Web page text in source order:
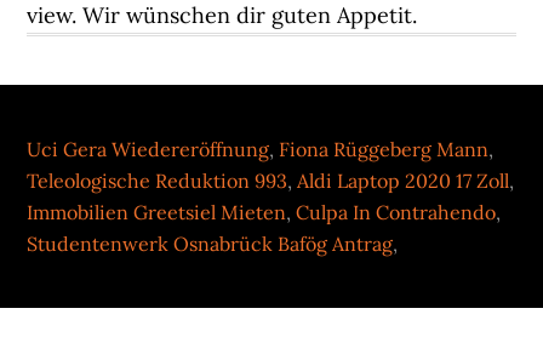
view. Wir wünschen dir guten Appetit.
Uci Gera Wiedereröffnung, Fiona Rüggeberg Mann,
Teleologische Reduktion 993,Aldi Laptop 2020 17 Zoll,
Immobilien Greetsiel Mieten,Culpa In Contrahendo,
Studentenwerk Osnabrück Bafög Antrag,